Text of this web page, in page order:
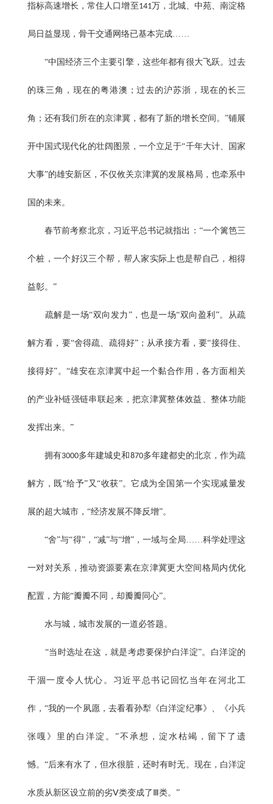
指标高速增长，常住人口增至141万，北城、中苑、南淀格
局日益显现，骨干交通网络已基本完成……
“中国经济三个主要引擎，这些年都有很大飞跃。过去
的珠三角，现在的粤港澳；过去的沪苏浙，现在的长三
角；还有我们所在的京津冀，都有了新的增长空间。”铺展
开中国式现代化的壮阔图景，一个立足于“千年大计、国家
大事”的雄安新区，不仅攸关京津冀的发展格局，也牵系中
国的未来。
春节前考察北京，习近平总书记就指出：“一个篱笆三
个桩，一个好汉三个帮，帮人家实际上也是帮自己，相得
益彰。”
疏解是一场“双向发力”，也是一场“双向盈利”。从疏
解方看，要“舍得疏、疏得好”；从承接方看，要“接得住、
接得好”。“雄安在京津冀中起一个黏合作用，各方面相关
的产业补链强链串联起来，把京津冀整体效益、整体功能
发挥出来。”
拥有3000多年建城史和 870多年建都史的北京，作为疏
解方，既“给予”又“收获”。它成为全国第一个实现减量发
展的超大城市，“经济发展不降反增”。
“舍”与“得”，“减”与“增”，一域与全局……科学处理这
一对对关系，推动资源要素在京津冀更大空间格局内优化
配置，方能“瓣瓣不同，却瓣瓣同心”。
水与城，城市发展的一道必答题。
“当时选址在这，就是考虑要保护白洋淀”。白洋淀的
干涸一度令人忧心。习近平总书记回忆当年在河北工
作，“我的一个夙愿，去看看孙犁《白洋淀纪事》、《小兵
张嘎》里的白洋淀。”不承想，淀水枯竭，留下了遗
憾。“后来有水了，但水很脏，还时有时无。现在，白洋淀
水质从新区设立前的劣Ⅴ类变成了Ⅲ类。”